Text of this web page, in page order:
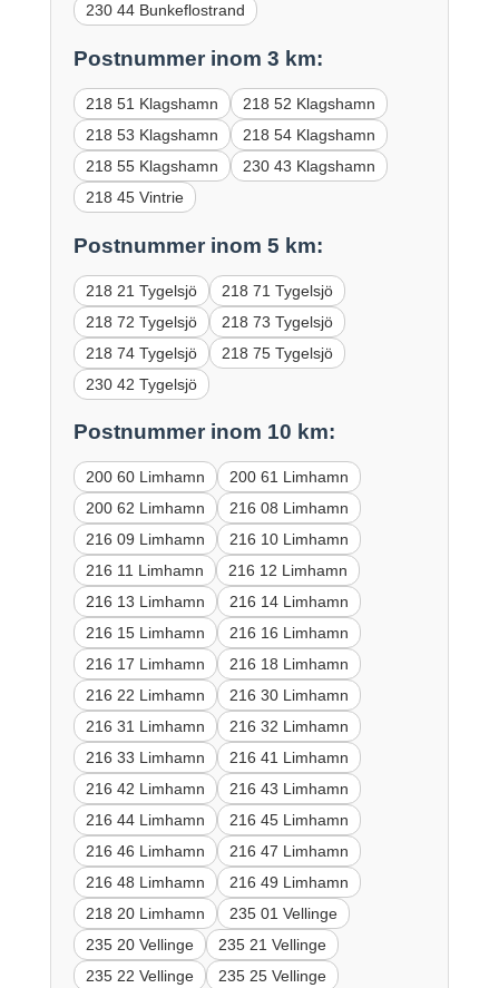
230 44 Bunkeflostrand
Postnummer inom 3 km:
218 51 Klagshamn
218 52 Klagshamn
218 53 Klagshamn
218 54 Klagshamn
218 55 Klagshamn
230 43 Klagshamn
218 45 Vintrie
Postnummer inom 5 km:
218 21 Tygelsjö
218 71 Tygelsjö
218 72 Tygelsjö
218 73 Tygelsjö
218 74 Tygelsjö
218 75 Tygelsjö
230 42 Tygelsjö
Postnummer inom 10 km:
200 60 Limhamn
200 61 Limhamn
200 62 Limhamn
216 08 Limhamn
216 09 Limhamn
216 10 Limhamn
216 11 Limhamn
216 12 Limhamn
216 13 Limhamn
216 14 Limhamn
216 15 Limhamn
216 16 Limhamn
216 17 Limhamn
216 18 Limhamn
216 22 Limhamn
216 30 Limhamn
216 31 Limhamn
216 32 Limhamn
216 33 Limhamn
216 41 Limhamn
216 42 Limhamn
216 43 Limhamn
216 44 Limhamn
216 45 Limhamn
216 46 Limhamn
216 47 Limhamn
216 48 Limhamn
216 49 Limhamn
218 20 Limhamn
235 01 Vellinge
235 20 Vellinge
235 21 Vellinge
235 22 Vellinge
235 25 Vellinge